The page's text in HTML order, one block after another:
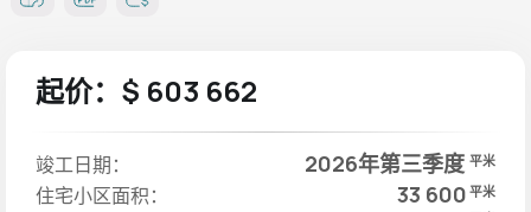
起价：$ 603 662
竣工日期： 2026年第三季度 平米
住宅小区面积： 33 600 平米